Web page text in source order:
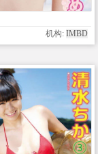
机构: IMBD